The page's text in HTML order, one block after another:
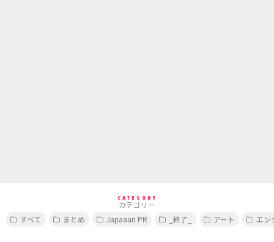
CATEGORY
カテゴリー
すべて
まとめ Japaaan PR _終了_ アート エン